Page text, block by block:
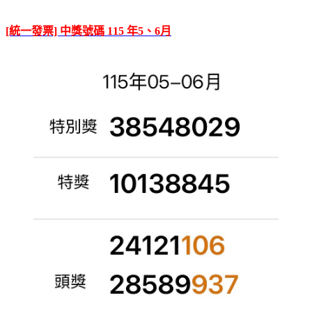
[統一發票] 中獎號碼 115 年5、6月